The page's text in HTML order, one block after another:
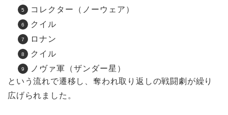
コレクター（ノーウェア）
クイル
ロナン
クイル
ノヴァ軍（ザンダー星）
という流れで遷移し、奪われ取り返しの戦闘劇が繰り
広げられました。